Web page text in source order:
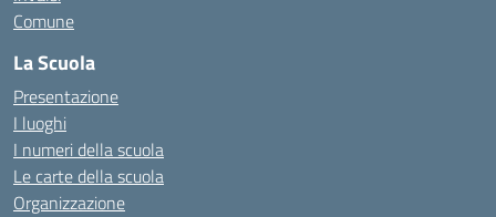
Comune
La Scuola
Presentazione
I luoghi
I numeri della scuola
Le carte della scuola
Organizzazione